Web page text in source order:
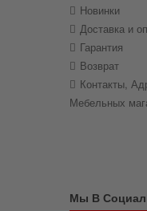
Новинки
Доставка и
Гарантия
Возврат
Контакты,
Мебельных
Мы В